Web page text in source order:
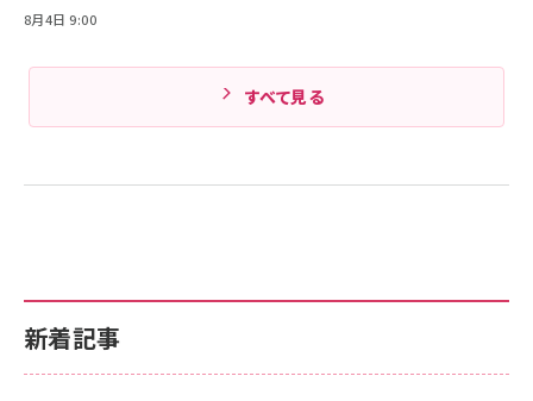
新着記事
8月4日 9:00
すべて見る